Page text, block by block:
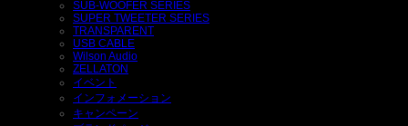
SUB-WOOFER SERIES
SUPER TWEETER SERIES
TRANSPARENT
USB CABLE
Wilson Audio
ZELLATON
イベント
インフォメーション
キャンペーン